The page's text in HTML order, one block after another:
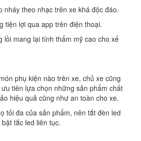
theo nhạc trên xe khá độc đáo.
tiện lợi qua app trên điện thoại.
lồi mang lại tính thẩm mỹ cao cho xế
phụ kiện nào trên xe, chủ xe cũng
tiên lựa chọn những sản phẩm chất
hiệu quả cũng như an toàn cho xe.
tối đa của sản phẩm, nên tắt đèn led
tắc led liên tục.